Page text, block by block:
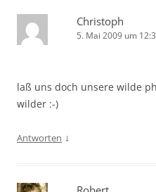
Christoph
5. Mai 2009 um
laß uns doch unsere wilde
wilder :-)
Antworten ↓